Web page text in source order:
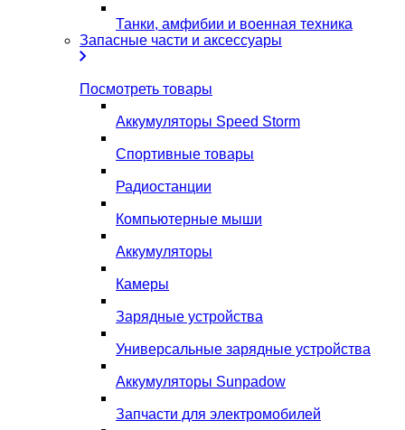
Танки, амфибии и военная техника
Запасные части и аксессуары
Посмотреть товары
Аккумуляторы Speed Storm
Спортивные товары
Радиостанции
Компьютерные мыши
Аккумуляторы
Камеры
Зарядные устройства
Универсальные зарядные устройства
Аккумуляторы Sunpadow
Запчасти для электромобилей